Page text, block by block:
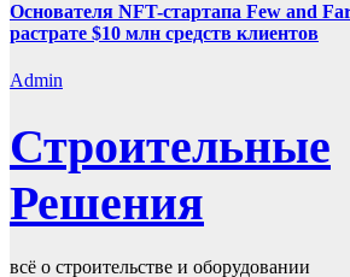
Основателя NFT-стартапа Few and
растрате $10 млн средств клиентов
Admin
Строительные
Решения
всё о строительстве и оборудовании